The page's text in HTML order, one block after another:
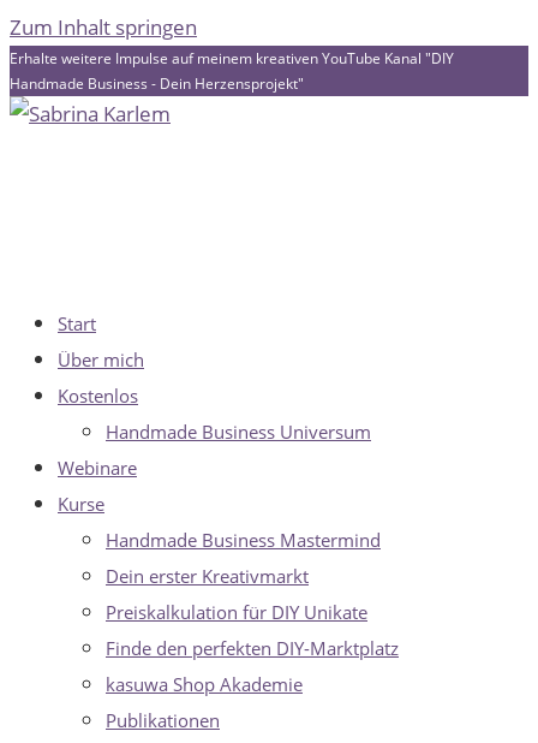
Zum Inhalt springen
Erhalte weitere Impulse auf meinem kreativen YouTube Kanal "DIY
Handmade Business - Dein Herzensprojekt"
Start
Über mich
Kostenlos
Handmade Business Universum
Webinare
Kurse
Handmade Business Mastermind
Dein erster Kreativmarkt
Preiskalkulation für DIY Unikate
Finde den perfekten DIY-Marktplatz
kasuwa Shop Akademie
Publikationen